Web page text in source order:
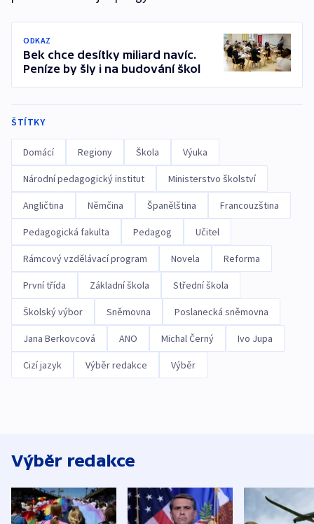
ODKAZ
Bek chce desítky miliard navíc.
Peníze by šly i na budování škol
ŠTÍTKY
Domácí Regiony Škola Výuka
Národní pedagogický institut Ministerstvo školství
Angličtina Němčina Španělština Francouzština
Pedagogická fakulta Pedagog Učitel
Rámcový vzdělávací program Novela Reforma
První třída Základní škola Střední škola
Školský výbor Sněmovna Poslanecká sněmovna
Jana Berkovcová ANO Michal Černý Ivo Jupa
Cizí jazyk Výběr redakce Výběr
Výběr redakce